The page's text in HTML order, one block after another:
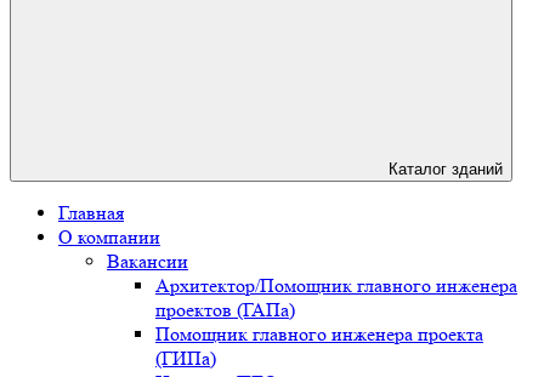
Каталог зданий
Главная
О компании
Вакансии
Архитектор/Помощник главного инженера
проектов (ГАПа)
Помощник главного инженера проекта
(ГИПа)